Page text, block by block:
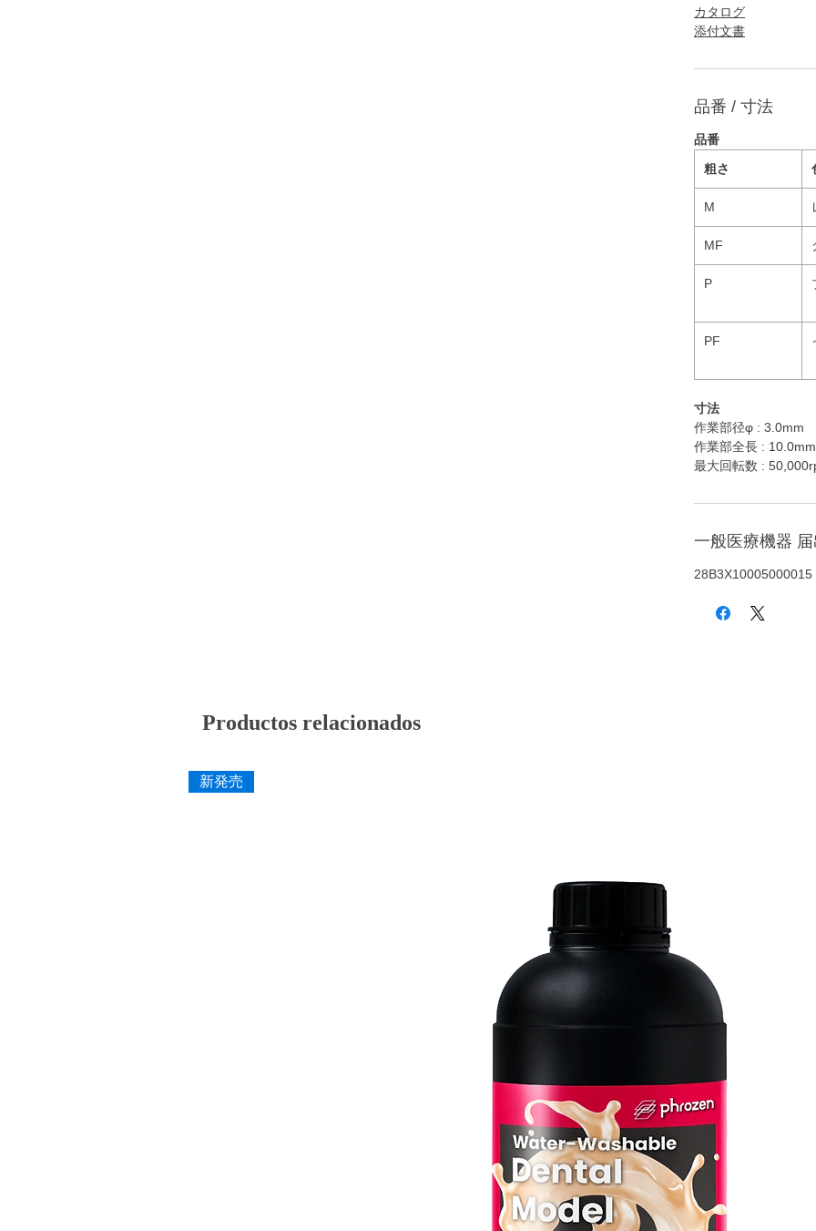
カタログ
添付文書
品番 / 寸法
品番
粗さ
M
MF
P
PF
寸法
作業部径φ : 3.0mm
作業部全長 : 10.0mm
最大回転数 :
一般医療機器
28B3X10005000015
Productos relacionados
新発売